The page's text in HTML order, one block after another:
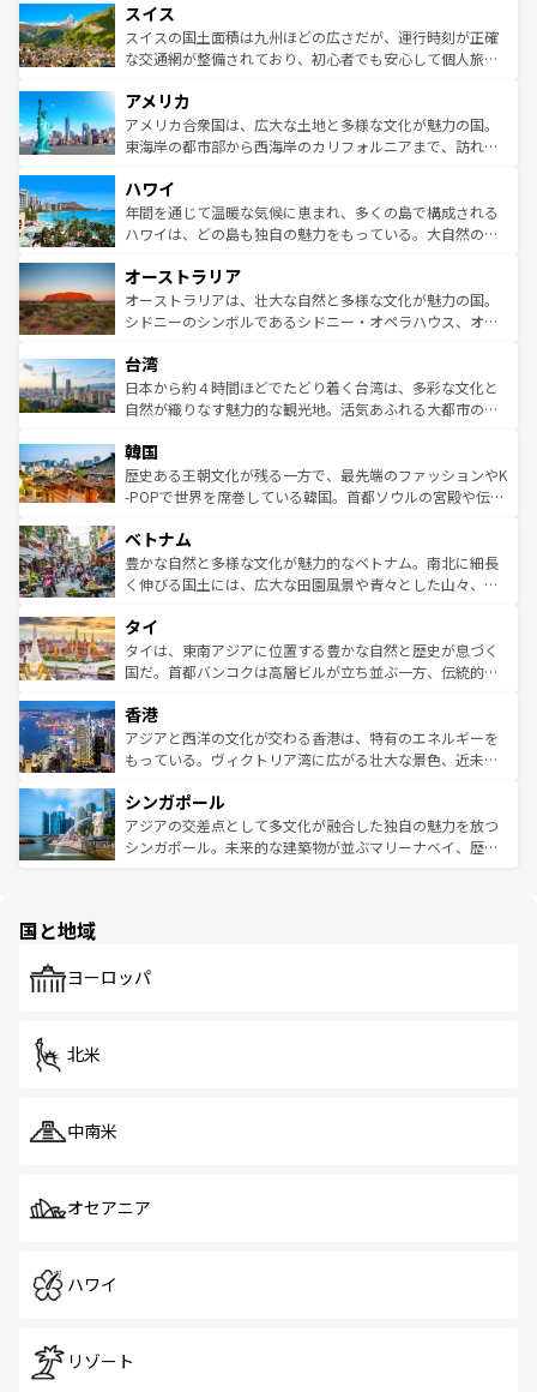
れる地方に足を運ぶとそれぞれで全く異なる文化を体験で
きるだろう。 なお、新着のフランス情報はコンテンツ一覧
を参照してほしい。
は、お酒好きな人にはぜひ体験してほしい。 なお、新着の
ドイツ情報はコンテンツ一覧を参照してほしい。
リアごとに異なる魅力がある。また、優雅なアフタヌーン
ティー、ビール好きにはたまらない英国パブ、サッカー観
戦など、本場だからこそできる体験も豊富。イギリスを旅
ンツ一覧を参照してほしい。
スイス
スイスの国土面積は九州ほどの広さだが、運行時刻が正確
な交通網が整備されており、初心者でも安心して個人旅行
の建物がそのまま残る町や、スイスならではのユニークな
博物館もあり、アルプス観光だけでなく町歩きも満喫する
ことができる。国民の所得が高いため物価も高いが、旅行
ば市内交通費無料で観光を楽しむこともできる。 なお、新
着のスイス情報はコンテンツ一覧 を参照してほしい。
アメリカ
アメリカ合衆国は、広大な土地と多様な文化が魅力の国。
東海岸の都市部から西海岸のカリフォルニアまで、訪れる
のような巨大都市は、観光、ショッピング、エンターテイ
ンメントが詰まった刺激的なスポットだ。一方、アメリカ
西部には大自然が広がり、グランドキャニオンやイエロー
部のニューオーリンズでは、音楽と美食が融合した独特の
文化が魅力。旅行者はアメリカの各地域で異なる魅力を楽
しみながら、その多様性と豊かな歴史を感じることができ
ならではの贅沢な旅のスタイルだ。 なお、新着のアメリカ
情報はコンテンツ一覧を参照してほしい。
ハワイ
年間を通じて温暖な気候に恵まれ、多くの島で構成される
ハワイは、どの島も独自の魅力をもっている。大自然の神
ワイ島は見逃せない。また、定番の観光地といえばオアフ
島だが、静かな自然を求めるならマウイ島やカウアイ島が
おすすめ。エメラルドグリーンに輝く海をはじめ、豊かな
れるおもてなしの心で訪れる人々を迎えてくれるハワイの
人々、おいしいローカルフードやハワイアンミュージッ
ク、伝統的なフラダンスなど、すべてがハワイの魅力を彩
ワイを、存分に味わってほしい。 なお、新着のハワイ情報
はコンテンツ一覧を参照してほしい。
オーストラリア
オーストラリアは、壮大な自然と多様な文化が魅力の国。
シドニーのシンボルであるシドニー・オペラハウス、オー
リアリーフや大陸中央部にそびえるウルル（エアーズロッ
ク）、タスマニアの美しい原生林やケアンズの熱帯雨林な
ど、見どころがたくさん。また、カフェやワイン、オージ
いる。アクティビティも充実しており、サーフィンやダイ
ビング、ハイキングなど、アウトドア好きにはたまらな
い。オーストラリアの多彩な魅力を存分に味わいつくそ
参照してほしい。
台湾
日本から約４時間ほどでたどり着く台湾は、多彩な文化と
自然が織りなす魅力的な観光地。活気あふれる大都市の台
ン）、静ひつな山岳地帯である台湾東部など、都市の喧騒
と山間の静けさが共存しており、訪れる人に新しい発見と
驚きをもたらしてくれる。また、奥深い台湾の食文化も魅
容にもいいと評判のスイーツなど、バラエティ豊かな料理
が味わえる。 なお、新着の台湾情報は コンテンツ一覧を参
照してほしい。
韓国
歴史ある王朝文化が残る一方で、最先端のファッションやK
-POPで世界を席巻している韓国。首都ソウルの宮殿や伝統
き、地方に足を延ばせば四季折々の自然美を楽しむことが
できる。そして、キムチや焼肉、絶品のストリートフード
まで、さまざまな韓国料理が待っている。夜には、韓国な
リティに包まれながら、韓国の多彩な魅力を心ゆくまで味
わってみてほしい。 なお、新着の韓国情報はコンテンツ一
覧を参照してほしい。
ベトナム
豊かな自然と多様な文化が魅力的なベトナム。南北に細長
く伸びる国土には、広大な田園風景や青々とした山々、世
急速な発展と共に伝統が息づく。ハノイの古い町並みやホ
ーチミン市のフランス統治時代の建物も、独特の雰囲気を
醸し出している。また、バラエティの豊かさとおいしさで
とつ。フォーやバインミー、ベトナムコーヒーなどは、ぜ
ひ現地で味わいたい。どの地域を訪れてもあたたかい人々
が旅行者を迎えてくれるので、きっと忘れられない旅にな
参照してほしい。
タイ
タイは、東南アジアに位置する豊かな自然と歴史が息づく
国だ。首都バンコクは高層ビルが立ち並ぶ一方、伝統的な
の活気が交差している。北部ではチェンマイなどの山岳地
帯で自然と触れ合い、南部ではプーケットやクラビの美し
いビーチでリゾート気分を楽しむことができる。タイ料理
激する。気候は一年中温暖で、どの季節にも異なる楽しみ
が待っている。親しみやすいタイの人々、仏教を中心とし
た文化、そして多様な観光資源が、訪れる旅人を魅了し続
香港
アジアと西洋の文化が交わる香港は、特有のエネルギーを
もっている。ヴィクトリア湾に広がる壮大な景色、近未来
み、どこを訪れても感動するはず。観光スポットが密集し
ており、効率よく見どころを回れるのも魅力。息をのむよ
うな絶景から文化的な体験まで、香港を存分に楽しみ尽く
シンガポール
アジアの交差点として多文化が融合した独自の魅力を放つ
シンガポール。未来的な建築物が並ぶマリーナベイ、歴史
で、ホーカーズは地元の風情を楽しめる外せないスポット
国と地域
ヨーロッパ
北米
中南米
オセアニア
ハワイ
リゾート